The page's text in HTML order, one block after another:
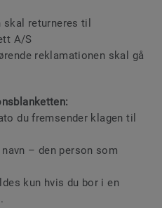
returneres til
A/S
reklamationen skal gå
du fremsender klagen til
– den person som
kun hvis du bor i en